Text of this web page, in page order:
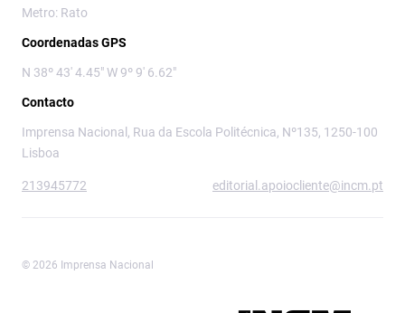
Metro: Rato
Coordenadas GPS
N 38º 43' 4.45" W 9º 9' 6.62"
Contacto
Imprensa Nacional, Rua da Escola Politécnica, Nº135, 1250-100
Lisboa
213945772 editorial.apoiocliente@incm.pt
© 2026 Imprensa Nacional